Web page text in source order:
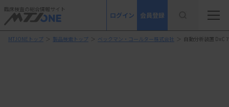
臨床検査の総合情報サイト
ログイン 会員登録
MTJONEトップ ＞ 製品検索トップ ＞ ベックマン・コールター株式会社 ＞ 自動分析装置 DxC